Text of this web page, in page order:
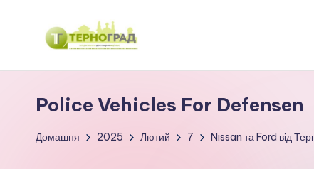
Перейти
Т
е
цікаво
Police Vehicles For Defensen
Домашня 2025 Лютий 7 Nissan та Ford від